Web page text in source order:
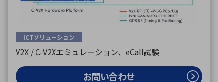
ICTソリューション
V2X / C-V2Xエミュレーション、eCall試験
お問い合わせ